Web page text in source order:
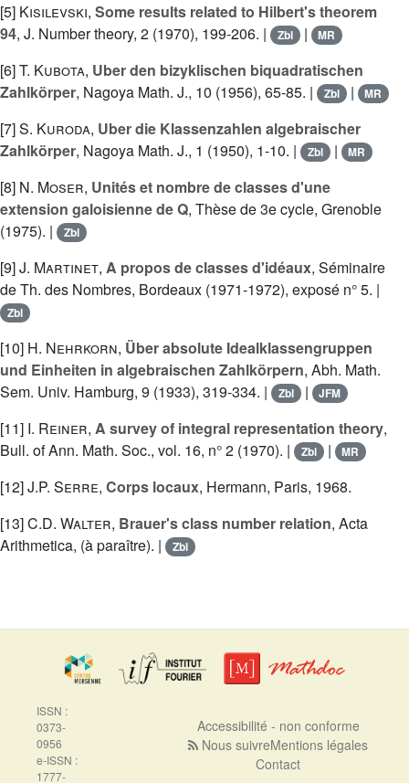
[5] Kisilevski, Some results related to Hilbert's theorem
94, J. Number theory, 2 (1970), 199-206. | Zbl | MR
[6]T. Kubota, Uber den bizyklischen biquadratischen
Zahlkörper, Nagoya Math. J., 10 (1956), 65-85. | Zbl | MR
[7]S. Kuroda, Uber die Klassenzahlen algebraischer
Zahlkörper, Nagoya Math. J., 1 (1950), 1-10. | Zbl | MR
[8] N. Moser, Unités et nombre de classes d'une
extension galoisienne de Q, Thèse de 3e cycle, Grenoble
(1975). |
Zbl
[9]J. Martinet, A propos de classes d'idéaux, Séminaire
de Th. des Nombres, Bordeaux (1971-1972), exposé n° 5. |
Zbl
[10] H. Nehrkorn, Über absolute Idealklassengruppen
und Einheiten in algebraischen Zahlkörpern, Abh. Math.
Sem. Univ. Hamburg, 9 (1933), 319-334. |
Zbl | JFM
[11] I. Reiner, A survey of integral representation theory,
Bull. of Ann. Math. Soc., vol. 16, n° 2 (1970). |
Zbl | MR
[12]J.P. Serre, Corps locaux, Hermann, Paris, 1968.
[13]C.D. Walter, Brauer's class number relation, Acta
Arithmetica, (à paraître). |
Zbl
ISSN :
0373-
0956
e-ISSN :
1777-
Accessibilité - non conforme
Nous suivreMentions légales
Contact